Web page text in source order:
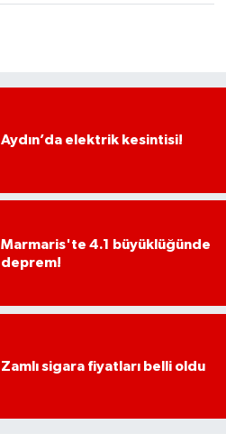
Aydın’da elektrik kesintisi!
Marmaris'te 4.1 büyüklüğünde
deprem!
Zamlı sigara fiyatları belli oldu